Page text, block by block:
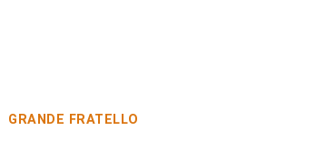
GRANDE FRATELLO